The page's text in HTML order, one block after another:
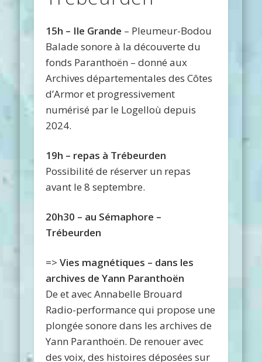
15h – Ile Grande – Pleumeur-Bodou
Balade sonore à la découverte du
fonds Paranthoën – donné aux
Archives départementales des Côtes
d’Armor et progressivement
numérisé par le Logelloù depuis
2024.
19h – repas à Trébeurden
Possibilité de réserver un repas
avant le 8 septembre.
20h30 – au Sémaphore –
Trébeurden
=>Vies magnétiques – dans les
archives de Yann Paranthoën
De et avec Annabelle Brouard
Radio-performance qui propose une
plongée sonore dans les archives de
Yann Paranthoën. De renouer avec
des voix, des histoires déposées sur